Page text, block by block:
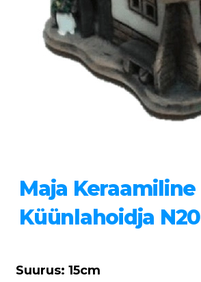
Maja Keraamiline
Küünlahoidja N20
Suurus: 15cm